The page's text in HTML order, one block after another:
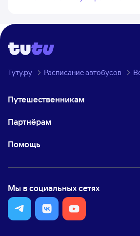
Туту.ру Расписание автобусов
Путешественникам
Партнёрам
Помощь
Мы в социальных сетях